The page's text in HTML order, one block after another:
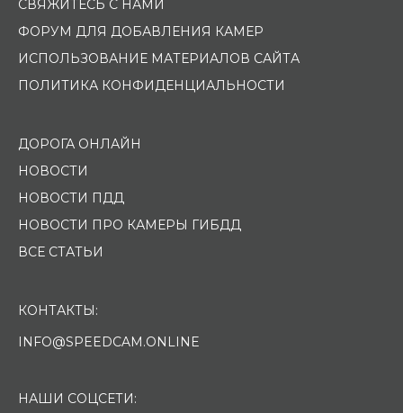
СВЯЖИТЕСЬ С НАМИ
ФОРУМ ДЛЯ ДОБАВЛЕНИЯ КАМЕР
ИСПОЛЬЗОВАНИЕ МАТЕРИАЛОВ САЙТА
ПОЛИТИКА КОНФИДЕНЦИАЛЬНОСТИ
ДОРОГА ОНЛАЙН
НОВОСТИ
НОВОСТИ ПДД
НОВОСТИ ПРО КАМЕРЫ ГИБДД
ВСЕ СТАТЬИ
КОНТАКТЫ:
INFO@SPEEDCAM.ONLINE
НАШИ СОЦСЕТИ: